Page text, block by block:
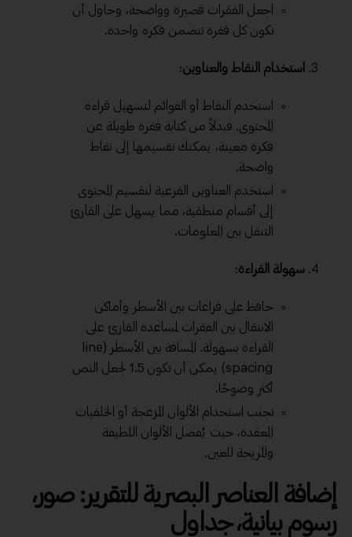
اجعل الفقرات قصيرة وواضحة، وحاول أن
تكون كل فقرة تتضمن فكرة واحدة.
استخدام النقاط والعناوين:
استخدم النقاط أو القوائم لتسهيل قراءة
المحتوى. فبدلاً من كتابة فقرة طويلة عن
فكرة معينة، يمكنك تقسيمها إلى نقاط
واضحة.
استخدم العناوين الفرعية لتقسيم المحتوى
إلى أقسام منطقية، مما يسهل على القارئ
التنقل بين المعلومات.
سهولة القراءة:
حافظ على فراغات بين الأسطر وأماكن
الانتقال بين الفقرات لمساعدة القارئ على
القراءة بسهولة. المسافة بين الأسطر (line
spacing) يمكن أن تكون 1.5 لجعل النص
أكثر وضوحًا.
تجنب استخدام الألوان المزعجة أو الخلفيات
المعقدة، حيث يُفضل الألوان اللطيفة
والمريحة للعين.
إضافة العناصر البصرية للتقرير: صور،
رسوم بيانية، جداول